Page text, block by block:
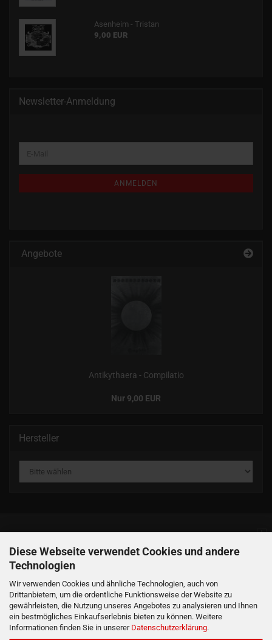
Diese Webseite verwendet Cookies und andere
Technologien
Wir verwenden Cookies und ähnliche Technologien, auch von
Drittanbietern, um die ordentliche Funktionsweise der Website zu
gewährleisten, die Nutzung unseres Angebotes zu analysieren und Ihnen
ein bestmögliches Einkaufserlebnis bieten zu können. Weitere
Informationen finden Sie in unserer Datenschutzerklärung.
Asenheim - Tristan
9,00 EUR
Newsletter-Anmeldung
Mail
ANMELDEN
Angebote
Antikythaera - Compilatio
Nur 9,00 EUR
Hersteller
Informationen
Produkte
Ihr Konto